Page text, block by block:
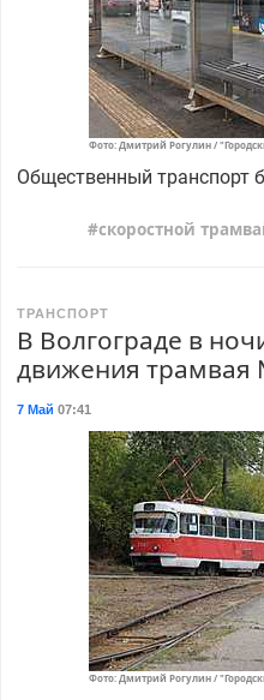
Фото: Дмитрий Рогулин /
Общественный транспорт
скоростной
ТРАНСПОРТ
В Волгограде в
движения трамвая
7 Май 07:41
Фото: Дмитрий Рогулин /